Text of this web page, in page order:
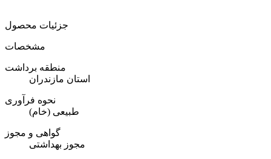
جزئیات محصول
مشخصات
منطقه برداشت
استان مازندران
نحوه فرآوری
طبیعی (خام)
گواهی و مجوز
مجوز بهداشتی